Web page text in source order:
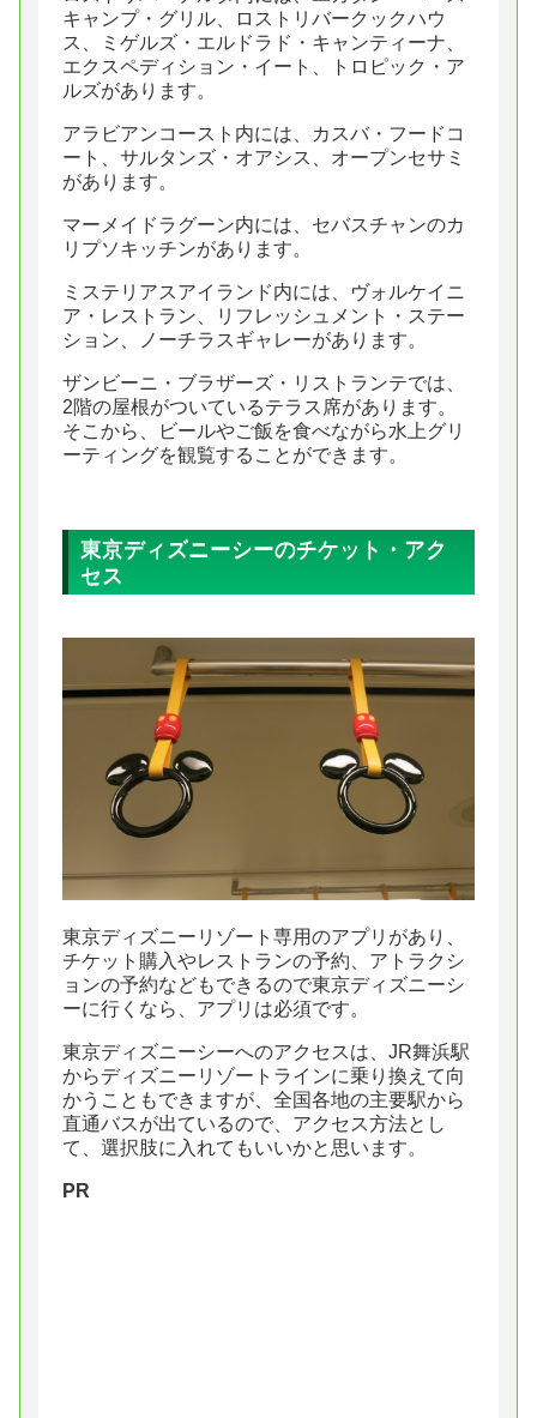
キャンプ・グリル、ロストリバークックハウ
ス、ミゲルズ・エルドラド・キャンティーナ、
エクスペディション・イート、トロピック・ア
ルズがあります。
アラビアンコースト内には、カスバ・フードコ
ート、サルタンズ・オアシス、オープンセサミ
があります。
マーメイドラグーン内には、セバスチャンのカ
リプソキッチンがあります。
ミステリアスアイランド内には、ヴォルケイニ
ア・レストラン、リフレッシュメント・ステー
ション、ノーチラスギャレーがあります。
ザンビーニ・ブラザーズ・リストランテでは、
2階の屋根がついているテラス席があります。
そこから、ビールやご飯を食べながら水上グリ
ーティングを観覧することができます。
東京ディズニーシーのチケット・アク
セス
東京ディズニーリゾート専用のアプリがあり、
チケット購入やレストランの予約、アトラクシ
ョンの予約などもできるので東京ディズニーシ
ーに行くなら、アプリは必須です。
東京ディズニーシーへのアクセスは、JR舞浜駅
からディズニーリゾートラインに乗り換えて向
かうこともできますが、全国各地の主要駅から
直通バスが出ているので、アクセス方法とし
て、選択肢に入れてもいいかと思います。
PR